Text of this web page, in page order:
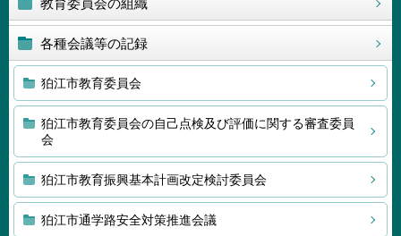
教育委員会の組織
各種会議等の記録
狛江市教育委員会
狛江市教育委員会の自己点検及び評価に関する審査委員
会
狛江市教育振興基本計画改定検討委員会
狛江市通学路安全対策推進会議